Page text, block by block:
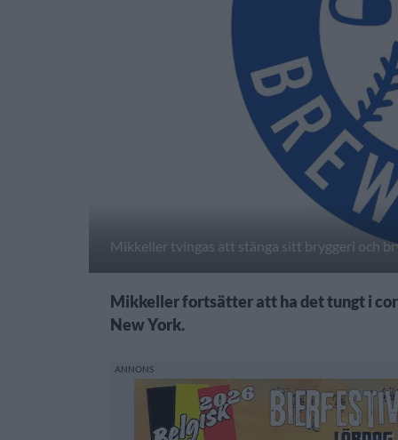
Mikkeller tvingas att stänga sitt bryggeri och
Mikkeller fortsätter att ha det tungt i
New York.